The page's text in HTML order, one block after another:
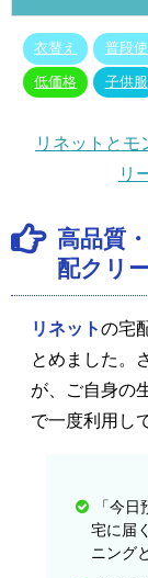
衣替え 普段
低価格 子供服
リネットとモ
リ
高品質
配クリ
リネットの宅
とめました。
が、ご自身の
で一度利用し
「今日
宅に届
ニング